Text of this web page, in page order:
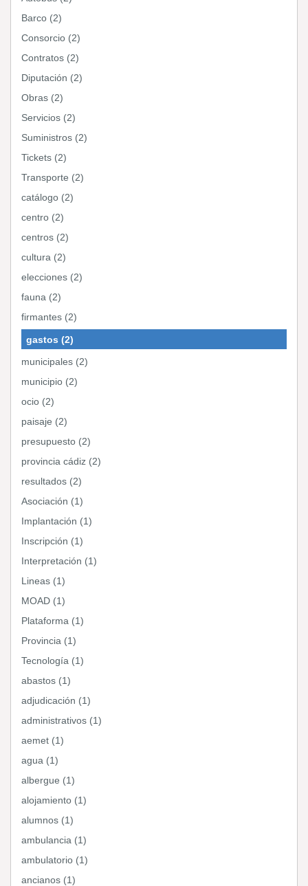
Barco (2)
Consorcio (2)
Contratos (2)
Diputación (2)
Obras (2)
Servicios (2)
Suministros (2)
Tickets (2)
Transporte (2)
catálogo (2)
centro (2)
centros (2)
cultura (2)
elecciones (2)
fauna (2)
firmantes (2)
gastos (2)
municipales (2)
municipio (2)
ocio (2)
paisaje (2)
presupuesto (2)
provincia cádiz (2)
resultados (2)
Asociación (1)
Implantación (1)
Inscripción (1)
Interpretación (1)
Lineas (1)
MOAD (1)
Plataforma (1)
Provincia (1)
Tecnología (1)
abastos (1)
adjudicación (1)
administrativos (1)
aemet (1)
agua (1)
albergue (1)
alojamiento (1)
alumnos (1)
ambulancia (1)
ambulatorio (1)
ancianos (1)